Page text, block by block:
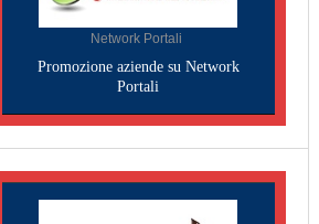
Network Portali
Promozione aziende su Network
Portali